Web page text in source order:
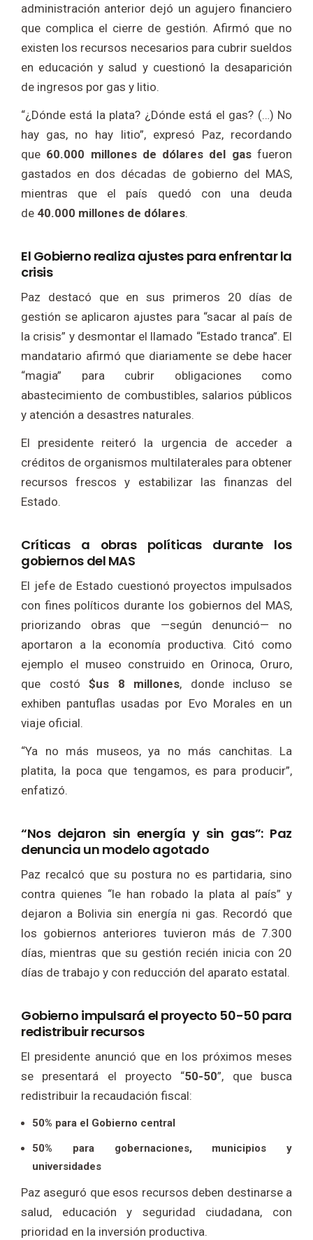
administración anterior dejó un agujero financiero
que complica el cierre de gestión. Afirmó que no
existen los recursos necesarios para cubrir sueldos
en educación y salud y cuestionó la desaparición
de ingresos por gas y litio.
“¿Dónde está la plata? ¿Dónde está el gas? (…) No
hay gas, no hay litio”, expresó Paz, recordando
que 60.000 millones de dólares del gasfueron
gastados en dos décadas de gobierno del MAS,
mientras que el país quedó con una deuda
de 40.000 millones de dólares.
El Gobierno realiza ajustes para enfrentar la
crisis
Paz destacó que en sus primeros 20 días de
gestión se aplicaron ajustes para “sacar al país de
la crisis” y desmontar el llamado “Estado tranca”. El
mandatario afirmó que diariamente se debe hacer
“magia” para cubrir obligaciones como
abastecimiento de combustibles, salarios públicos
y atención a desastres naturales.
El presidente reiteró la urgencia de acceder a
créditos de organismos multilaterales para obtener
recursos frescos y estabilizar las finanzas del
Estado.
Críticas a obras políticas durante los
gobiernos del MAS
El jefe de Estado cuestionó proyectos impulsados
con fines políticos durante los gobiernos del MAS,
priorizando obras que —según denunció— no
aportaron a la economía productiva. Citó como
ejemplo el museo construido en Orinoca, Oruro,
que costó$us 8 millones, donde incluso se
exhiben pantuflas usadas por Evo Morales en un
viaje oficial.
“Ya no más museos, ya no más canchitas. La
platita, la poca que tengamos, es para producir”,
enfatizó.
“Nos dejaron sin energía y sin gas”: Paz
denuncia un modelo agotado
Paz recalcó que su postura no es partidaria, sino
contra quienes “le han robado la plata al país” y
dejaron a Bolivia sin energía ni gas. Recordó que
los gobiernos anteriores tuvieron más de 7.300
días, mientras que su gestión recién inicia con 20
días de trabajo y con reducción del aparato estatal.
Gobierno impulsará el proyecto 50-50 para
redistribuir recursos
El presidente anunció que en los próximos meses
se presentará el proyecto “50-50”, que busca
redistribuir la recaudación fiscal:
50% para el Gobierno central
50% para gobernaciones, municipios y
universidades
Paz aseguró que esos recursos deben destinarse a
salud, educación y seguridad ciudadana, con
prioridad en la inversión productiva.